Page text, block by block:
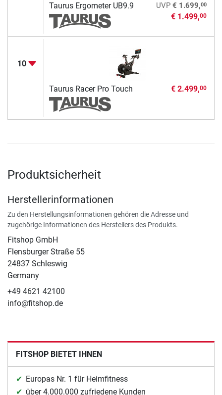
Taurus Ergometer UB9.9 UVP € 1.699,00
€ 1.499,00
10
Taurus Racer Pro Touch € 2.499,00
Produktsicherheit
Herstellerinformationen
Zu den Herstellungsinformationen gehören die Adresse und
zugehörige Informationen des Herstellers des Produkts.
Fitshop GmbH
Flensburger Straße 55
24837 Schleswig
Germany
+49 4621 42100
info@fitshop.de
FITSHOP BIETET IHNEN
Europas Nr. 1 für Heimfitness
über 4.000.000 zufriedene Kunden